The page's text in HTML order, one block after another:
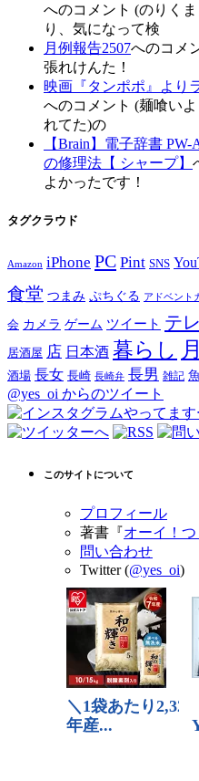
へのコメント (のりく
り、気になって検
月例報告2507へのコメ
張れけんた！
映画『タンポポ』より
へのコメント (麺喰い
れてた)の
【Brain】電子辞書
の修理法【 シャープ】
よかったです！
タグクラウド
Amazon iPhone PC Pint SNS
食堂 つまみ ぷちぐる アドベント
会 カメラ ゲーム ツイート テ
居酒屋 店 日本酒 暮らし
酒場 長女 長崎 長崎弁 長男 雑記 魚
@yes_oi からのツイート
このサイトについて
プロフィール
著書『オーイ！
問い合わせ
Twitter (@yes_oi)